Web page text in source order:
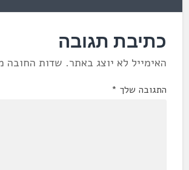
כתיבת תגובה
האימייל לא יוצג באתר. שדות החובה
התגובה שלך *